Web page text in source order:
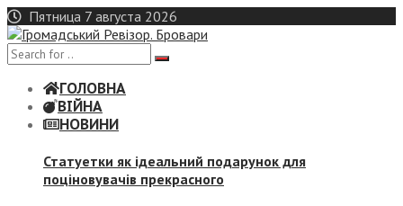
Skip
to
content
Пятница 7 августа 2026
ГОЛОВНА
ВІЙНА
НОВИНИ
Статуетки як ідеальний подарунок для
поціновувачів прекрасного